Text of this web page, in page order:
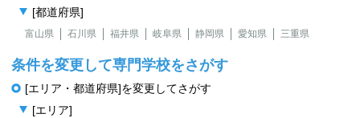
[都道府県]
富山県 石川県 福井県 岐阜県 静岡県 愛知県 三重県
条件を変更して専門学校をさがす
[エリア・都道府県]を変更してさがす
[エリア]